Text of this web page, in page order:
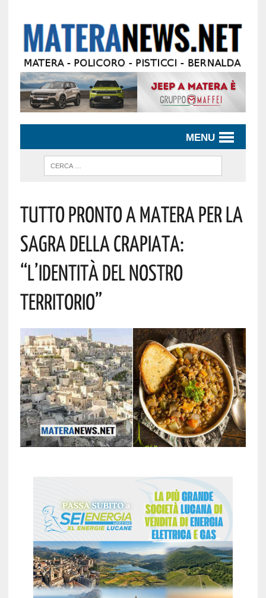
MENU
Tutto Pronto A Matera Per La
Sagra Della Crapiata:
“l’identità Del Nostro
Territorio”